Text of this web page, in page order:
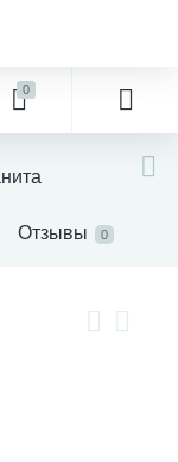
0
Отзывы 0